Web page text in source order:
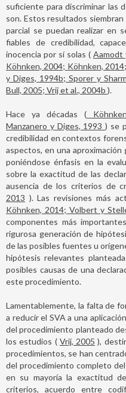
suficiente para discriminar las
son. Estos resultados
parcial se puedan realizar en
fiables de credibilidad,
inocencia por sí solas ( Aamodt
Köhnken, 2004; Köhnken,
y Diges, 1994b; Sporer y
Bull, 2005; Vrij et al., 2004b ).
Hace ya décadas (
Manzanero y Diges, 1993 ) se
credibilidad en contextos
aspectos, en una
poniéndose énfasis en la
sobre la exactitud de las
ausencia de los criterios de
2013 ). Las revisiones más
Köhnken, 2014; Volbert y
componentes más
rigurosa generación de
de las posibles fuentes u
hipótesis relevantes
posibles causas de una
este procedimiento.
Lamentablemente, la falta de
a reducir el SVA a una
del procedimiento planteado
los estudios ( Vrij, 2005 ),
procedimientos, se han
del procedimiento completo
en su mayoría la exactitud
criterios, acuerdo entre